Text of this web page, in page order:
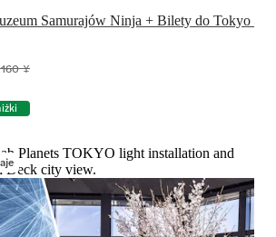
Samurajów Ninja + Bilety do Tokyo
¥
Planets TOKYO light installation and
Deck city view.